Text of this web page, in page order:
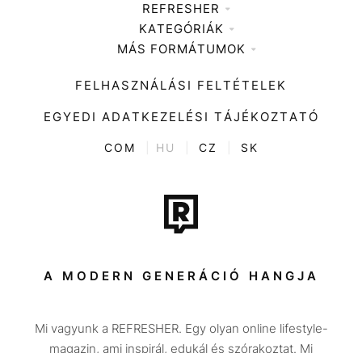
REFRESHER
Médiaajánlat
KATEGÓRIÁK
Zene
Divat
Kultúra
ENTR
Tech-Tudomány
Sport
Társadalom
Utazás
MÁS FORMÁTUMOK
FELHASZNÁLÁSI FELTÉTELEK
EGYEDI ADATKEZELÉSI TÁJÉKOZTATÓ
COM HU CZ SK
A MODERN GENERÁCIÓ HANGJA
Mi vagyunk a REFRESHER. Egy olyan online lifestyle-
magazin, ami inspirál, edukál és szórakoztat. Mi